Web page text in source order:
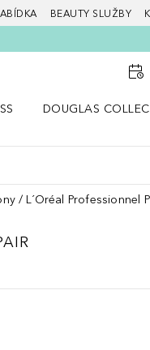
BEAUTY SLUŽBY
DOUGLAS
L´Oréal Professionnel